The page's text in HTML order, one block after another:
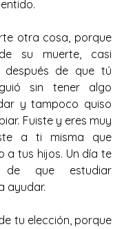
otra cosa, porque
su muerte, casi
después de que tú
sin tener algo
y tampoco quiso
Fuiste y eres muy
a ti misma que
a tus hijos. Un día te
de que estudiar
ayudar.
tu elección, porque